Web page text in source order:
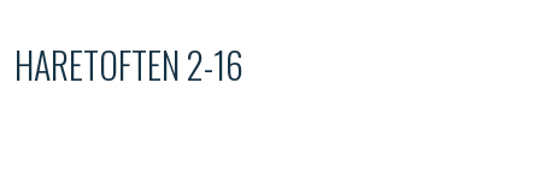
HARETOFTEN 2-16